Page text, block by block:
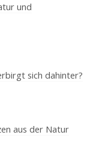
und
sich dahinter?
aus der Natur